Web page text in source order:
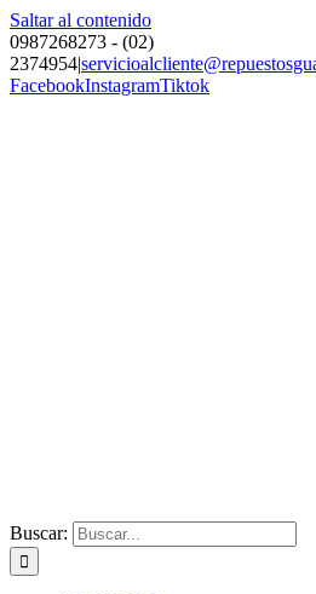
Saltar al contenido
0987268273 - (02)
2374954|
FacebookInstagramTiktok
Buscar: